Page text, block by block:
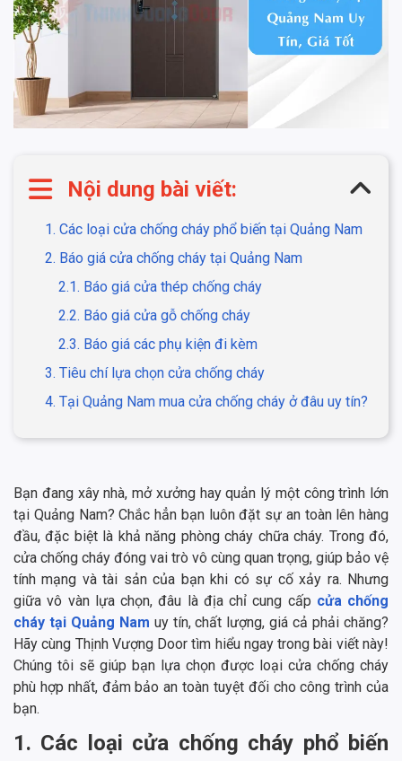
Nội dung bài viết:
1. Các loại cửa chống cháy phổ biến tại Quảng Nam
2. Báo giá cửa chống cháy tại Quảng Nam
2.1. Báo giá cửa thép chống cháy
2.2. Báo giá cửa gỗ chống cháy
2.3. Báo giá các phụ kiện đi kèm
3. Tiêu chí lựa chọn cửa chống cháy
4. Tại Quảng Nam mua cửa chống cháy ở đâu uy tín?
Bạn đang xây nhà, mở xưởng hay quản lý một công trình lớn
tại Quảng Nam? Chắc hẳn bạn luôn đặt sự an toàn lên hàng
đầu, đặc biệt là khả năng phòng cháy chữa cháy. Trong đó,
cửa chống cháy đóng vai trò vô cùng quan trọng, giúp bảo vệ
tính mạng và tài sản của bạn khi có sự cố xảy ra. Nhưng
giữa vô vàn lựa chọn, đâu là địa chỉ cung cấp cửa chống
cháy tại Quảng Nam uy tín, chất lượng, giá cả phải chăng?
Hãy cùng Thịnh Vượng Door tìm hiểu ngay trong bài viết này!
Chúng tôi sẽ giúp bạn lựa chọn được loại cửa chống cháy
phù hợp nhất, đảm bảo an toàn tuyệt đối cho công trình của
bạn.
1. Các loại cửa chống cháy phổ biến